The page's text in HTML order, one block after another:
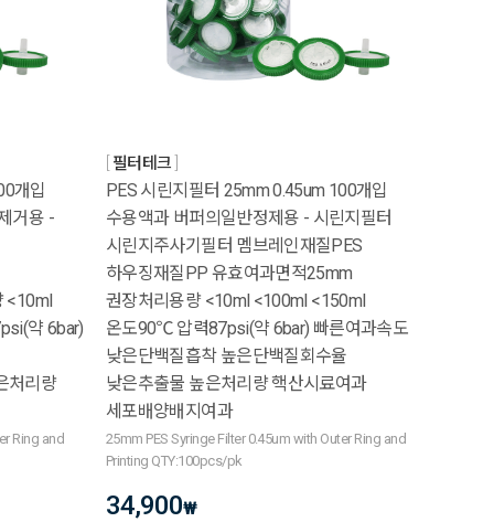
개입
거용 -
<10ml
약 6bar)
처리량
Ring and
필터테크
PES 시린지필터 25mm 0.45um 100개입
수용액과 버퍼의일반정제용 - 시린지필터
시린지주사기필터 멤브레인재질PES
하우징재질PP 유효여과면적25mm
권장처리용량 <10ml <100ml <150ml
온도90℃ 압력87psi(약 6bar) 빠른여과속도
낮은단백질흡착 높은단백질회수율
낮은추출물 높은처리량 핵산시료여과
세포배양배지여과
25mm PES Syringe Filter 0.45um with Outer Ring and
Printing QTY:100pcs/pk
34,900₩